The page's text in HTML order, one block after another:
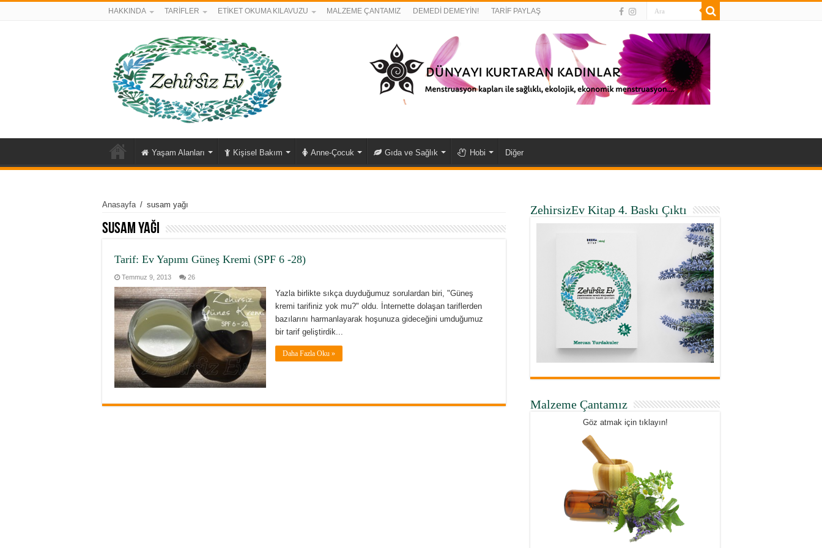
HAKKINDA TARİFLER ETİKET OKUMA KILAVUZU MALZEME ÇANTAMIZ DEMEDİ DEMEYİN! TARİF PAYLAŞ
Yaşam Alanları Kişisel Bakım Anne-Çocuk Gıda ve Sağlık Hobi Diğer
Anasayfa / susam yağı
susam yağı
Tarif: Ev Yapımı Güneş Kremi (SPF 6 -28)
Temmuz 9, 2013 26
Yazla birlikte sıkça duyduğumuz sorulardan biri, "Güneş
kremi tarifiniz yok mu?" oldu. İnternette dolaşan tariflerden
bazılarını harmanlayarak hoşunuza gideceğini umduğumuz
bir tarif geliştirdik...
Daha Fazla Oku »
ZehirsizEv Kitap 4. Baskı Çıktı
Malzeme Çantamız
Göz atmak için tıklayın!